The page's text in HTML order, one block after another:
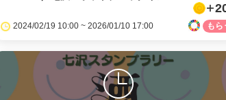
2024/02/19 10:00 ~ 2026/01/10 17:00